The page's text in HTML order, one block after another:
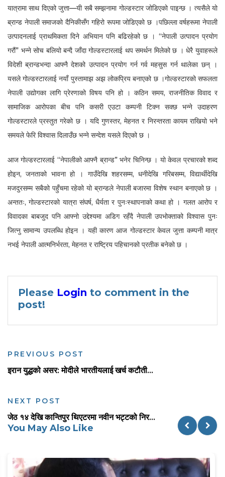
यात्रामा साथ दिएको जुत्ता—यी सबै सम्झनामा गोल्डस्टार जोडिएको पाइन्छ । त्यसैले यो
ब्रान्ड नेपाली समाजको दैनिकीसँग गहिरो रूपमा जोडिएको छ ।पछिल्ला वर्षहरूमा नेपाली
उत्पादनलाई प्राथमिकता दिने अभियान पनि बढिरहेको छ । “नेपाली उत्पादन प्रयोग
गरौं” भन्ने सोच बलियो बन्दै जाँदा गोल्डस्टारलाई थप समर्थन मिलेको छ । धेरै युवाहरूले
विदेशी ब्रान्डभन्दा आफ्नै देशको उत्पादन प्रयोग गर्न गर्व महसुस गर्न थालेका छन् ।
यसले गोल्डस्टारलाई नयाँ पुस्तामाझ अझ लोकप्रिय बनाएको छ ।गोल्डस्टारको सफलता
नेपाली उद्योगका लागि प्रेरणाको विषय पनि हो । कठिन समय, राजनीतिक विवाद र
सामाजिक आरोपका बीच पनि कसरी एउटा कम्पनी टिक्न सक्छ भन्ने उदाहरण
गोल्डस्टारले प्रस्तुत गरेको छ । यदि गुणस्तर, मेहनत र निरन्तरता कायम राखियो भने
समयले फेरि विश्वास दिलाउँछ भन्ने सन्देश यसले दिएको छ ।
आज गोल्डस्टारलाई “नेपालीको आफ्नै ब्रान्ड” भनेर चिनिन्छ । यो केवल प्रचारको शब्द
होइन, जनताको भावना हो । गाउँदेखि शहरसम्म, धनीदेखि गरिबसम्म, विद्यार्थीदेखि
मजदुरसम्म सबैको पहुँचमा रहेको यो ब्रान्डले नेपाली बजारमा विशेष स्थान बनाएको छ ।
अन्ततः, गोल्डस्टारको यात्रा संघर्ष, धैर्यता र पुनःस्थापनाको कथा हो । गलत आरोप र
विवादका बाबजुद पनि आफ्नो उद्देश्यमा अडिग रहँदै नेपाली उपभोक्ताको विश्वास पुनः
जित्नु सामान्य उपलब्धि होइन । यही कारण आज गोल्डस्टार केवल जुत्ता कम्पनी मात्र
नभई नेपाली आत्मनिर्भरता, मेहनत र राष्ट्रिय पहिचानको प्रतीक बनेको छ ।
Please Login to comment in the
post!
PREVIOUS POST
इरान युद्धको असर: मोदीले भारतीयलाई खर्च कटौती...
NEXT POST
जेठ १४ देखि कान्तिपुर थिएटरमा नवीन भट्टको निर...
You May Also Like